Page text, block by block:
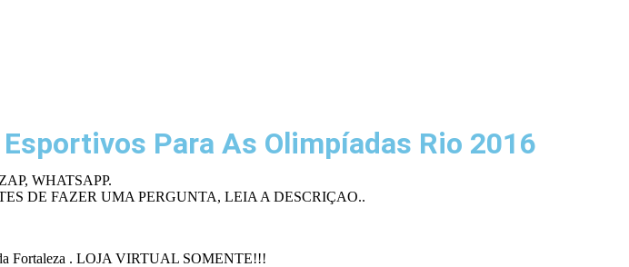
Para As Olimpíadas Rio 2016
WHATSAPP.
DE FAZER UMA PERGUNTA, LEIA A DESCRIÇAO..
Fortaleza . LOJA VIRTUAL SOMENTE!!!